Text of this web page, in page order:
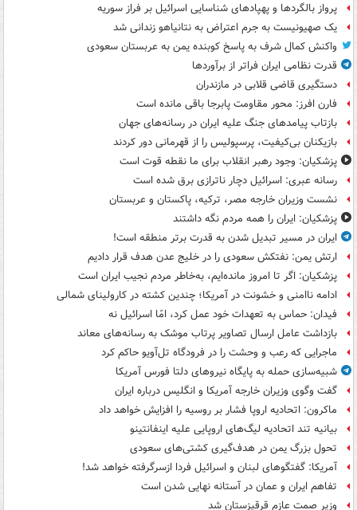
پرواز بالگردها و پهپادهای شناسایی اسرائیل بر فراز سوریه
یک صهیونیست به جرم اعتراض به نتانیاهو زندانی شد
واکنش کمال شرف به پاسخ کوبنده یمن به عربستان سعودی
قدرت نظامی ایران فراتر از برآوردها
دستگیری قاضی قلابی در مازندران
فارن افرز: محور مقاومت پابرجا باقی مانده است
بازتاب پیامدهای جنگ علیه ایران در رسانه‌های جهان
بازیکنان بی‌کیفیت، پرسپولیس را از قهرمانی دور کردند
پزشکیان: وجود رهبر انقلاب برای ما نقطه قوت است
رسانه عبری: اسرائیل دچار ناترازی برق شده است
نشست وزیران خارجه مصر، ترکیه، پاکستان و عربستان
پزشکیان: ایران را همه مردم نگه داشتند
ایران در مسیر تبدیل شدن به قدرت برتر منطقه است!
ارتش یمن: نفتکش سعودی را در خلیج عدن هدف قرار دادیم
پزشکیان: اگر تا امروز مانده‌ایم، به‌خاطر مردم نجیب ایران است
ادامه ناامنی و خشونت در آمریکا؛ چندین کشته در کارولینای شمالی
فیدان: حماس به تعهدات خود عمل کرد، امّا اسرائیل نه
بازداشت عامل ارسال تصاویر پرتاب موشک به رسانه‌های معاند
ماجرایی که رعب و وحشت را در فرودگاه تل‌آویو حاکم کرد
شبیه‌سازی حمله به پایگاه نیروهای دلتا فورس آمریکا
گفت وگوی وزیران خارجه آمریکا و انگلیس درباره ایران
ماکرون: اتحادیه اروپا فشار بر روسیه را افزایش خواهد داد
بیانیه تند اتحادیه لیگ‌های اروپایی علیه اینفانتینو
تحول بزرگ یمن در هدف‌گیری کشتی‌های سعودی
آمریکا: گفتگوهای لبنان و اسرائیل فردا ازسرگرفته خواهد شد!
تفاهم ایران و عمان در آستانه نهایی شدن است
وزیر صمت عازم قرقیزستان شد